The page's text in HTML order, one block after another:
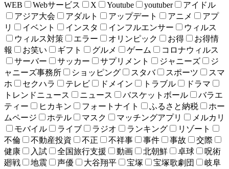
WEB
Webサービス X Youtube youtuber
アイドル
アジア大会
アダルト アップデート アニメ
アプ
リ
イベント インスタ インフルエンサー
ウィルス
ウィルス対策
エラー オリンピック お得
お得情
報
お笑い ギフト グルメ ゲーム
コロナウィルス
サーバー
サッカー サプリメント ジャニーズ
ジ
ャニーズ事務所
ショッピング スタバ スポーツ
スマ
ホ
セクハラ テレビ ドメイン トラブル
ドラマ
トレンドニュース
ニュース バスケットボール
バラエ
ティー
ヒカキン フォートナイト ふるさと納税
ホー
ムページ
ホテル マスク マッチングアプリ
メルカリ
モバイル
ライブ ラジオ ランキング
リゾート
不倫
不動産投資 不正 不祥事 事件 事故
交際
健康
入試 全国旅行支援 動画 北朝鮮 卓球
呪術
廻戦
地震 声優 大谷翔平 宝塚 宝塚歌劇団
岐阜